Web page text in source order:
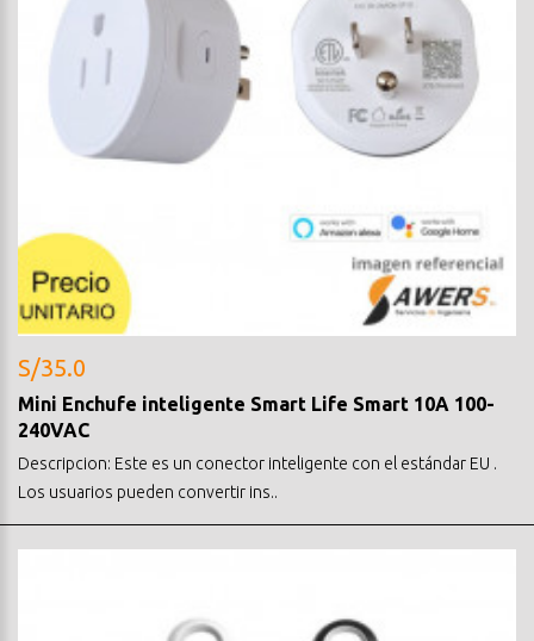
S/35.0
Mini Enchufe inteligente Smart Life Smart 10A 100-
240VAC
Descripcion: Este es un conector inteligente con el estándar EU .
Los usuarios pueden convertir ins..